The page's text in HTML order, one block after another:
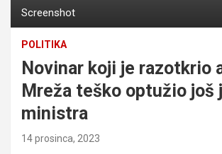
Screenshot
POLITIKA
Novinar koji je razotkrio
Mreža teško optužio još
ministra
14 prosinca, 2023